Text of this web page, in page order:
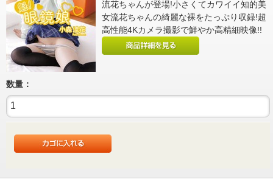
流花ちゃんが登場!小さくてカワイイ知的美
女流花ちゃんの綺麗な裸をたっぷり収録!超
高性能4Kカメラ撮影で鮮やか高精細映像!!
数量：